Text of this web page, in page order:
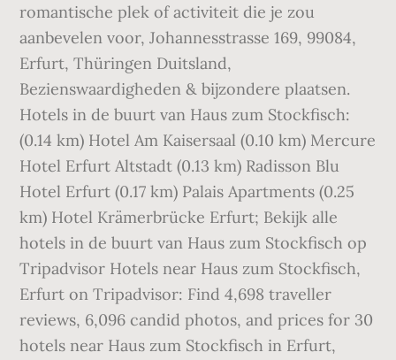
romantische plek of activiteit die je zou
aanbevelen voor, Johannesstrasse 169, 99084,
Erfurt, Thüringen Duitsland,
Bezienswaardigheden & bijzondere plaatsen.
Hotels in de buurt van Haus zum Stockfisch:
(0.14 km) Hotel Am Kaisersaal (0.10 km) Mercure
Hotel Erfurt Altstadt (0.13 km) Radisson Blu
Hotel Erfurt (0.17 km) Palais Apartments (0.25
km) Hotel Krämerbrücke Erfurt; Bekijk alle
hotels in de buurt van Haus zum Stockfisch op
Tripadvisor Hotels near Haus zum Stockfisch,
Erfurt on Tripadvisor: Find 4,698 traveller
reviews, 6,096 candid photos, and prices for 30
hotels near Haus zum Stockfisch in Erfurt,